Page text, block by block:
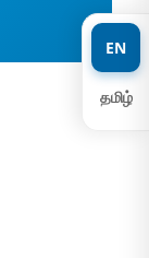
EN
தமிழ்